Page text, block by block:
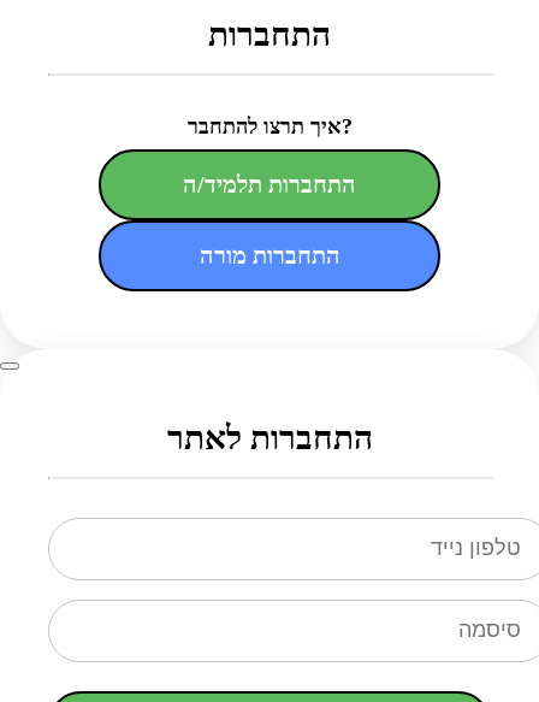
התחברות
איך תרצו להתחבר?
התחברות תלמיד/ה
התחברות מורה
התחברות לאתר